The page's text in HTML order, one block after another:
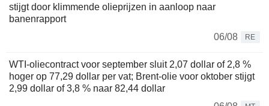
stijgt door klimmende olieprijzen in aanloop naar
banenrapport
06/08
RE
WTI-oliecontract voor september sluit 2,07 dollar of 2,8 %
hoger op 77,29 dollar per vat; Brent-olie voor oktober stijgt
2,99 dollar of 3,8 % naar 82,44 dollar